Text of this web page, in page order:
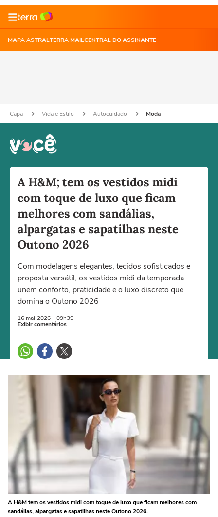
MAPA ASTRALTERRA MAILCENTRAL DO ASSINANTE
Capa Vida e Estilo Autocuidado Moda
A H&M; tem os vestidos midi
com toque de luxo que ficam
melhores com sandálias,
alpargatas e sapatilhas neste
Outono 2026
Com modelagens elegantes, tecidos sofisticados e
proposta versátil, os vestidos midi da temporada
unem conforto, praticidade e o luxo discreto que
domina o Outono 2026
16 mai 2026 - 09h39
Exibir comentários
A H&M tem os vestidos midi com toque de luxo que ficam melhores com
sandálias, alpargatas e sapatilhas neste Outono 2026.